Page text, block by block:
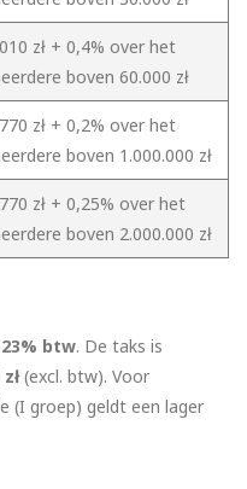
zł + 0,4% over het
boven 60.000 zł
zł + 0,2% over het
boven 1.000.000 zł
zł + 0,25% over het
boven 2.000.000 zł
23% btw. De taks is
(excl. btw). Voor
(I groep) geldt een lager